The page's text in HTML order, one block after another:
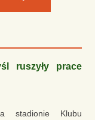
ruszyły prace
stadionie Klubu